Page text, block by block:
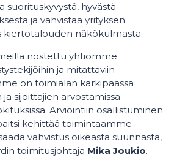
suorituskyvystä, hyvästä
ja vahvistaa yrityksen
kiertotalouden näkökulmasta.
nostettu yhtiömme
ja mitattaviin
on toimialan kärkipäässä
ja sijoittajien arvostamissa
Arviointiin osallistuminen
kehittää toimintaamme
vahvistus oikeasta suunnasta,
toimitusjohtaja Mika Joukio.